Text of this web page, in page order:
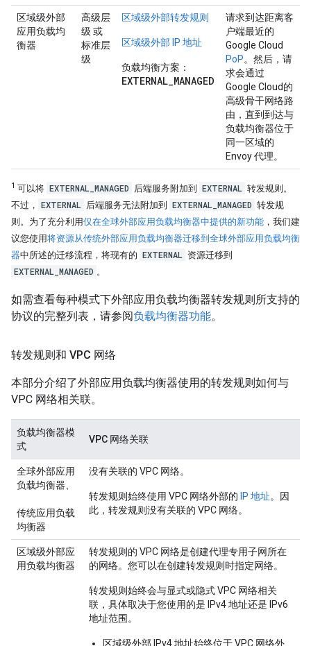
区域级外部
应用负载均
衡器
高级层
级 或
标准层
级
区域级外部转发规则
区域级外部 IP 地址
负载均衡方案：
EXTERNAL_MANAGED
请求到达距离客
户端最近的
Google Cloud
PoP。然后，请
求会通过
Google Cloud的
高级骨干网络路
由，直到到达与
负载均衡器位于
同一区域的
Envoy 代理。
1 可以将 EXTERNAL_MANAGED 后端服务附加到 EXTERNAL 转发规则。
不过， EXTERNAL 后端服务无法附加到 EXTERNAL_MANAGED 转发规
则。为了充分利用仅在全球外部应用负载均衡器中提供的新功能 ，我们建
议您使用将资源从传统外部应用负载均衡器迁移到全球外部应用负载均衡
器中所述的迁移流程，将现有的 EXTERNAL 资源迁移到
EXTERNAL_MANAGED 。
如需查看每种模式下外部应用负载均衡器转发规则所支持的
协议的完整列表，请参阅负载均衡器功能。
转发规则和 VPC 网络
本部分介绍了外部应用负载均衡器使用的转发规则如何与
VPC 网络相关联。
负载均衡器模
式
VPC 网络关联
全球外部应用
负载均衡器、
传统应用负载
均衡器
没有关联的 VPC 网络。
转发规则始终使用 VPC 网络外部的 IP 地址。因
此，转发规则没有关联的 VPC 网络。
区域级外部应
用负载均衡器
转发规则的 VPC 网络是创建代理专用子网所在
的网络。您可以在创建转发规则时指定网络。
转发规则始终会与显式或隐式 VPC 网络相关
联，具体取决于您使用的是 IPv4 地址还是 IPv6
地址范围。
区域级外部 IPv4 地址始终位于 VPC 网络外